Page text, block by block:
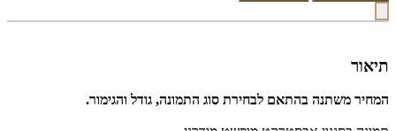
תיאור
המחיר משתנה בהתאם לבחירת סוג התמונה, גודל והגימור.